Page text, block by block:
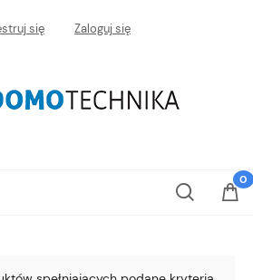
się Zaloguj się